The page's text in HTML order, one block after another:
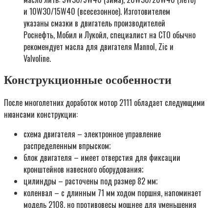
и 10W30/15W40 (всесезонное). Изготовителем
указаны смазки в двигатель производителей
Роснефть, Мобил и Лукойл, специалист на СТО обычно
рекомендует масла для двигателя Mannol, Zic и
Valvoline.
Конструкционные особенности
После многолетних доработок мотор 2111 обладает следующими
нюансами конструкции:
схема двигателя – электронное управление
распределенным впрыском;
блок двигателя – имеет отверстия для фиксации
кронштейнов навесного оборудования;
цилиндры – расточены под размер 82 мм;
коленвал – с длинным 71 мм ходом поршня, напоминает
модель 2108, но противовесы мощнее для уменьшения